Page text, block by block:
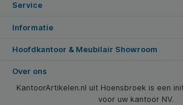
Service
Informatie
Hoofdkantoor & Meubilair Showroom
Over ons
KantoorArtikelen.nl uit Hoensbroek is een
voor uw kantoor NV.